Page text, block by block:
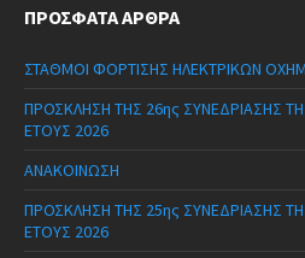
ΠΡΌΣΦΑΤΑ ΆΡΘΡΑ
ΣΤΑΘΜΟΙ ΦΟΡΤΙΣΗΣ ΗΛΕΚΤΡΙΚΩΝ
ΠΡΟΣΚΛΗΣΗ ΤΗΣ 26ης ΣΥΝΕΔΡΙΑΣΗΣ
ΕΤΟΥΣ 2026
ΑΝΑΚΟΙΝΩΣΗ
ΠΡΟΣΚΛΗΣΗ ΤΗΣ 25ης ΣΥΝΕΔΡΙΑΣΗΣ
ΕΤΟΥΣ 2026